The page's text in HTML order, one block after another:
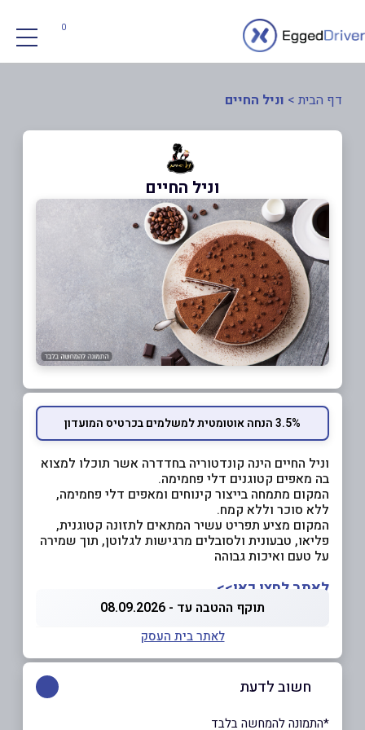
0
דף הבית > וניל החיים
וניל החיים
3.5% הנחה אוטומטית למשלמים בכרטיס המועדון
וניל החיים הינה קונדטוריה בחדדרה אשר תוכלו למצוא
בה מאפים קטוגנים דלי פחמימה.
המקום מתמחה בייצור קינוחים ומאפים דלי פחמימה,
ללא סוכר וללא קמח.
המקום מציע תפריט עשיר המתאים לתזונה קטוגנית,
פליאו, טבעונית ולסובלים מרגישות לגלוטן, תוך שמירה
על טעם ואיכות גבוהה
לאתר לחצו כאן>>
תוקף ההטבה עד - 08.09.2026
לאתר בית העסק
חשוב לדעת
*התמונה להמחשה בלבד